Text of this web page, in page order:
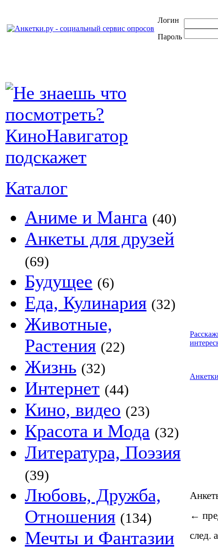
Логин
Пароль
Каталог
Аниме и Манга (40)
Анкеты для друзей
(69)
Будущее (6)
Еда, Кулинария (32)
Животные,
Растения (22)
Жизнь (32)
Интернет (44)
Кино, видео (23)
Красота и Мода (32)
Литература, Поэзия
(39)
Любовь, Дружба,
Отношения (134)
Мечты и Фантазии
←
след.